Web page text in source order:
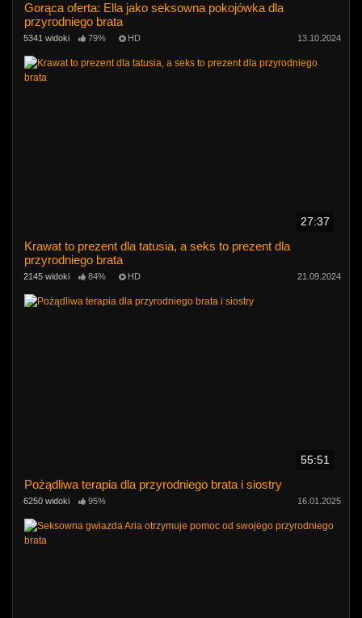
Gorąca oferta: Ella jako seksowna pokojówka dla
przyrodniego brata
5341 widoki 79% HD 13.10.2024
27:37
Krawat to prezent dla tatusia, a seks to prezent dla
przyrodniego brata
2145 widoki 84% HD 21.09.2024
55:51
Pożądliwa terapia dla przyrodniego brata i siostry
6250 widoki 95% 16.01.2025